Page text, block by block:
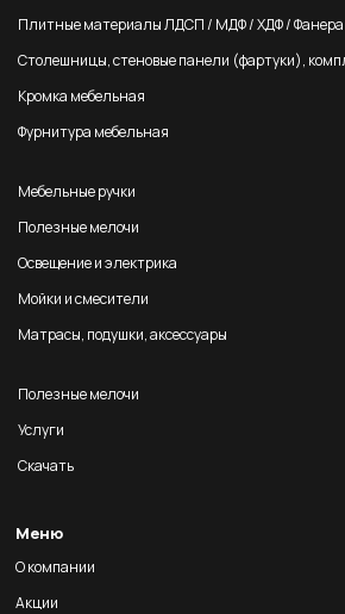
Плитные материалы ЛДСП / МДФ / ХДФ / Фанера
Столешницы, стеновые панели (фартуки),
Кромка мебельная
Фурнитура мебельная
Мебельные ручки
Полезные мелочи
Освещение и электрика
Мойки и смесители
Матрасы, подушки, аксессуары
Полезные мелочи
Услуги
Скачать
Меню
О компании
Акции